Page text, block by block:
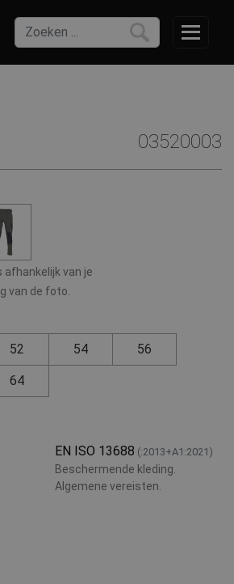
03520003
afhankelijk van je
van de foto.
52 54 56
64
EN ISO 13688 (:2013+A1:2021)
Beschermende kleding.
Algemene vereisten.